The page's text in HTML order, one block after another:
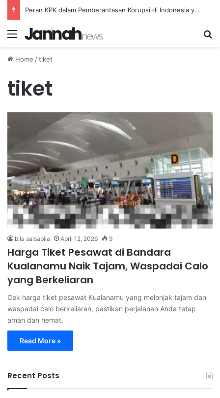
Peran KPK dalam Pemberantasan Korupsi di Indonesia yang Efektif dan Terukur
Menu
Home /tiket
tiket
bila salsabila April 12, 2026 9
Harga Tiket Pesawat di Bandara
Kualanamu Naik Tajam, Waspadai Calo
yang Berkeliaran
Cek harga tiket pesawat Kualanamu yang melonjak tajam dan
waspadai calo berkeliaran, pastikan perjalanan Anda tetap
aman dan hemat.
Read More »
Recent Posts